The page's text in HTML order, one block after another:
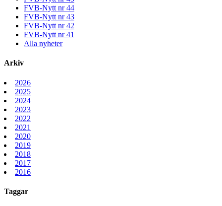
FVB-Nytt nr 44
FVB-Nytt nr 43
FVB-Nytt nr 42
FVB-Nytt nr 41
Alla nyheter
Arkiv
2026
2025
2024
2023
2022
2021
2020
2019
2018
2017
2016
Taggar